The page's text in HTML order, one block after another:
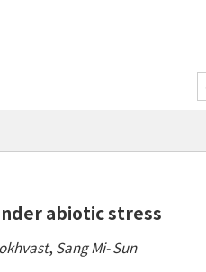
abiotic stress
, Sang Mi- Sun